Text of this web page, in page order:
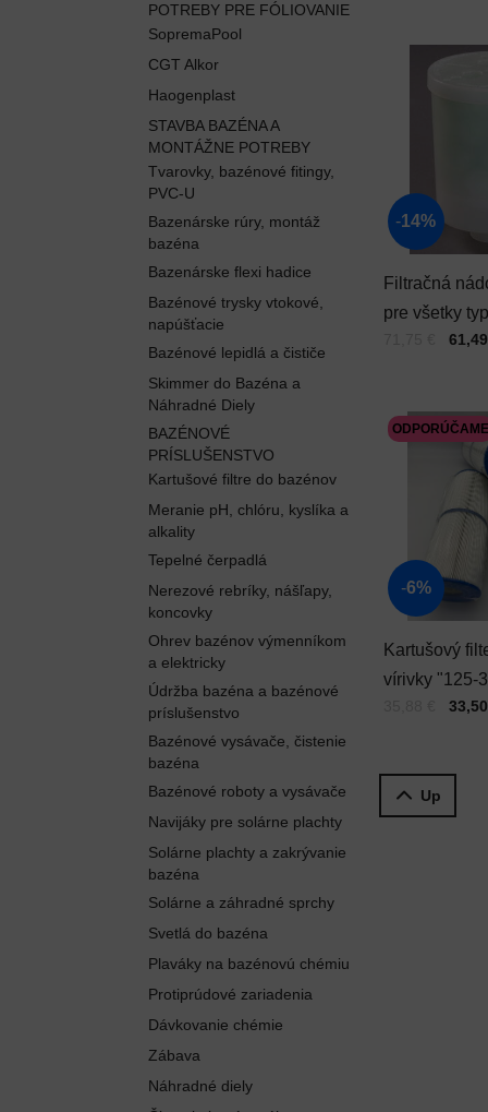
Filtračná
pre všetky
víriviek, pre
Cena s DPH
Pred zľavou:
14%
Kartušový
vírivky "125-
PRB25IN,
Cena s DPH
Pred zľavou:
ODPORÚČAME
6%
Up
POTREBY PRE FÓLIOVANIE
SopremaPool
CGT Alkor
Haogenplast
STAVBA BAZÉNA A
MONTÁŽNE POTREBY
Tvarovky, bazénové fitingy,
PVC-U
Bazenárske rúry, montáž
bazéna
Bazenárske flexi hadice
Bazénové trysky vtokové,
napúšťacie
Bazénové lepidlá a čističe
Skimmer do Bazéna a
Náhradné Diely
BAZÉNOVÉ
PRÍSLUŠENSTVO
Kartušové filtre do bazénov
Meranie pH, chlóru, kyslíka a
alkality
Tepelné čerpadlá
Nerezové rebríky, nášľapy,
koncovky
Ohrev bazénov výmenníkom
a elektricky
Údržba bazéna a bazénové
príslušenstvo
Bazénové vysávače, čistenie
bazéna
Bazénové roboty a vysávače
Navijáky pre solárne plachty
Solárne plachty a zakrývanie
bazéna
Solárne a záhradné sprchy
Svetlá do bazéna
Plaváky na bazénovú chémiu
Protiprúdové zariadenia
Dávkovanie chémie
Zábava
Náhradné diely